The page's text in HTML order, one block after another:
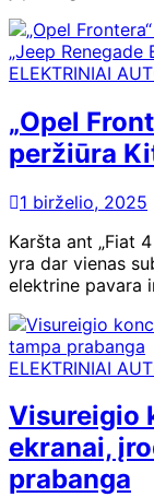
ELEKTRINIAI
„Opel
peržiūra
1 birželio, 2025
Karšta ant „Fiat
yra dar vienas
elektrine pavara
ELEKTRINIAI
Visureigio
ekranai,
prabanga